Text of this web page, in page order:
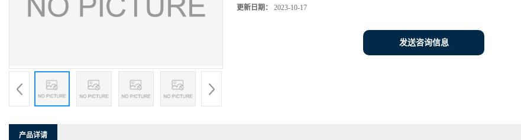
更新日期： 2023-10-17
发送咨询信息
产品详请